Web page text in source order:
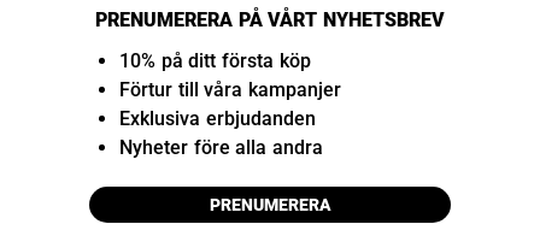
PRENUMERERA PÅ VÅRT NYHETSBREV
10% på ditt första köp
Förtur till våra kampanjer
Exklusiva erbjudanden
Nyheter före alla andra
PRENUMERERA